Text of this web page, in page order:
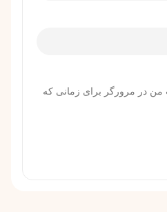
من در مرورگر برای زمانی که